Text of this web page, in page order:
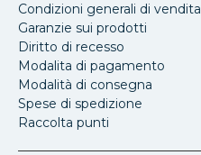
Condizioni generali di vendita
Garanzie sui prodotti
Diritto di recesso
Modalita di pagamento
Modalità di consegna
Spese di spedizione
Raccolta punti